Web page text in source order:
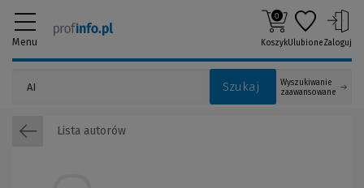
Menu
Szukaj
Wyszukiwanie
zaawansowane
0
KoszykUlubioneZaloguj
Lista autorów